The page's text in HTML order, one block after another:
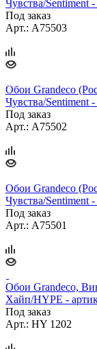
Чувства/Sentiment
Под заказ
Арт.: A75503
Обои Grandeco
Чувства/Sentiment
Под заказ
Арт.: A75502
Обои Grandeco
Чувства/Sentiment
Под заказ
Арт.: A75501
Обои Grandeco,
Хайп/HYPE -
Под заказ
Арт.: HY 1202